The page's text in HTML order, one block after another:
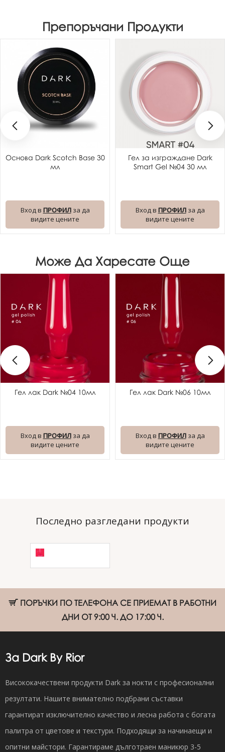
Препоръчани Продукти
Основа Dark Scotch Base 30
мл
Вход в ПРОФИЛза да
видите цените
Гел за изграждане Dark
Smart Gel №04 30 мл
Вход в ПРОФИЛза да
видите цените
Може Да Харесате Още
Гел лак Dark №04 10мл
Вход в ПРОФИЛза да
видите цените
Гел лак Dark №06 10мл
Вход в ПРОФИЛза да
видите цените
Последно разгледани продукти
ПОРЪЧКИ ПО ТЕЛЕФОНА СЕ ПРИЕМАТ В РАБОТНИ
ДНИ ОТ 9:00 Ч. ДО 17:00 Ч.
За Dark By Rior
Висококачествени продукти Dark за нокти с професионални
резултати. Нашите внимателно подбрани съставки
гарантират изключително качество и лесна работа с богата
палитра от цветове и текстури. Подходящи за начинаещи и
опитни майстори. Гарантираме дълготраен маникюр 3-5